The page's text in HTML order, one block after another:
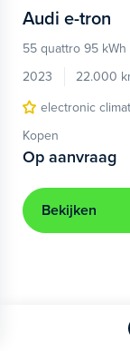
Audi e-tron
55 quattro 95 kWh
2023
22.000
electronic
Kopen
Op aanvraag
Bekijken